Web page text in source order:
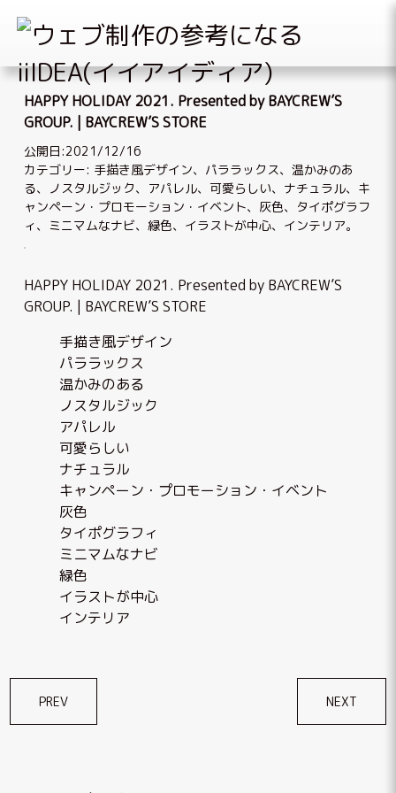
Skip
content
HAPPY HOLIDAY 2021. Presented by BAYCREW’S
GROUP. | BAYCREW’S STORE
公開日:2021/12/16
カテゴリー: 手描き風デザイン、 パララックス、温かみのあ
る、 ノスタルジック、 アパレル、 可愛らしい、 ナチュラル、 キ
ャンペーン・プロモーション・イベント、 灰色、 タイポグラフ
ィ、 ミニマムなナビ、緑色、 イラストが中心、 インテリア。
HAPPY HOLIDAY 2021. Presented by BAYCREW’S
GROUP. | BAYCREW’S STORE
手描き風デザイン
パララックス
温かみのある
ノスタルジック
アパレル
可愛らしい
ナチュラル
キャンペーン・プロモーション・イベント
灰色
タイポグラフィ
ミニマムなナビ
緑色
イラストが中心
インテリア
稿
PREV NEXT